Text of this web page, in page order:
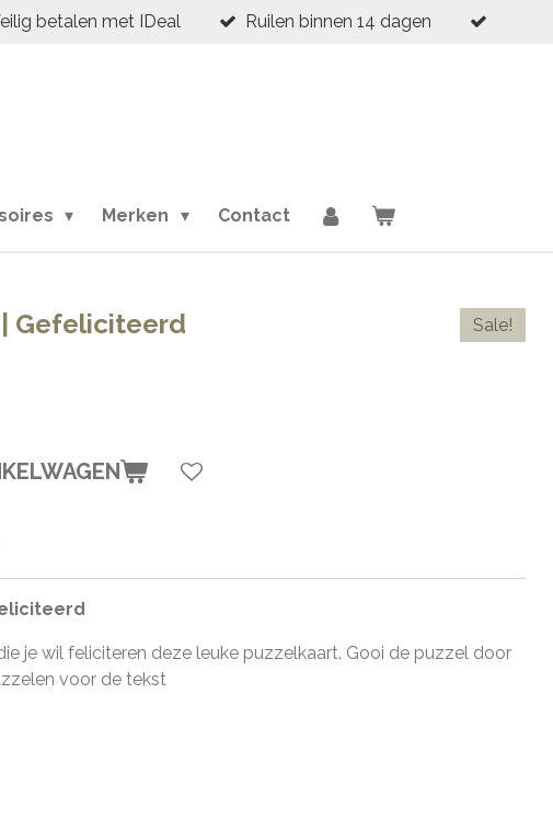
betalen met IDeal Ruilen binnen 14 dagen
Merken Contact
Gefeliciteerd Sale!
je wil feliciteren deze leuke puzzelkaart. Gooi de puzzel door
voor de tekst